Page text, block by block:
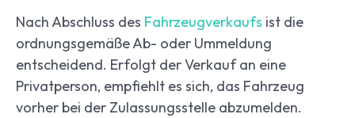
Nach Abschluss des Fahrzeugverkaufs ist die
ordnungsgemäße Ab- oder Ummeldung
entscheidend. Erfolgt der Verkauf an eine
Privatperson, empfiehlt es sich, das Fahrzeug
vorher bei der Zulassungsstelle abzumelden.